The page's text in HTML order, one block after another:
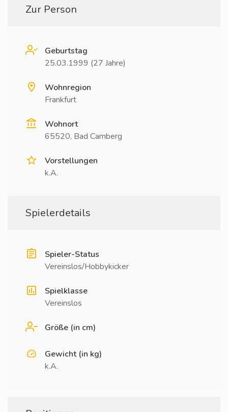
Zur Person
Geburtstag
25.03.1999 (27 Jahre)
Wohnregion
Frankfurt
Wohnort
65520, Bad Camberg
Vorstellungen
k.A.
Spielerdetails
Spieler-Status
Vereinslos/Hobbykicker
Spielklasse
Vereinslos
Größe (in cm)
Gewicht (in kg)
k.A.